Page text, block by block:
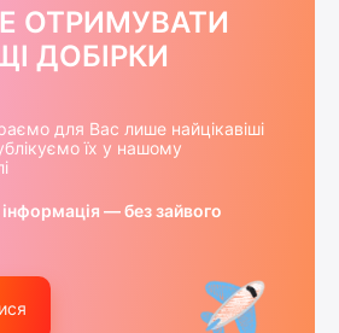
ОТРИМУВАТИ
ДОБІРКИ
для Вас лише найцікавіші
їх у нашому
— без зайвого